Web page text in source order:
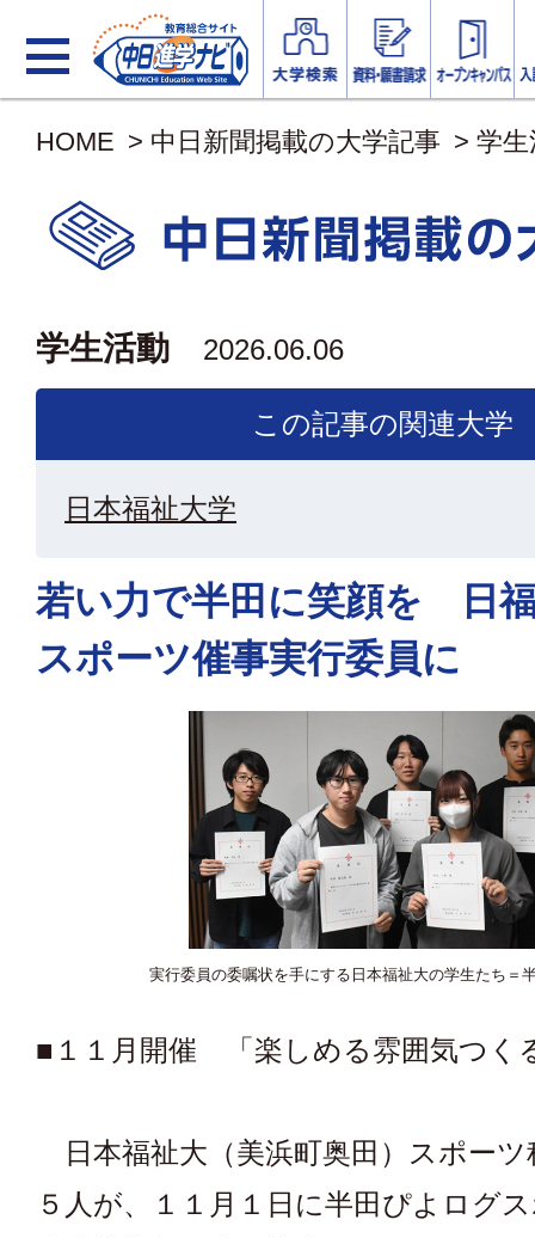
HOME > 中日新聞掲載の大学記事 > 学
学生活動 2026.06.06
この記事の関連大学
日本福祉大学
若い力で半田に笑顔を 日
スポーツ催事実行委員に
実行委員の委嘱状を手にする日本福祉大の学生たち＝
■１１月開催 「楽しめる雰囲気つく
日本福祉大（美浜町奥田）スポーツ
５人が、１１月１日に半田ぴよログ